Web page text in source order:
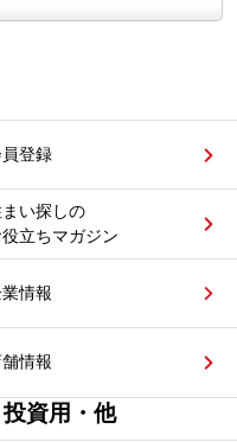
登録
い探しの
役立ちマガジン
情報
情報
資用・他